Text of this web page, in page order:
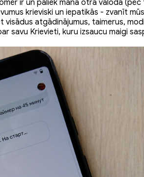
ir un paliek mana otrā valoda
krieviski un iepatikās - zvanīt
atgādinājumus, taimerus,
savu Krievieti, kuru izsaucu maigi